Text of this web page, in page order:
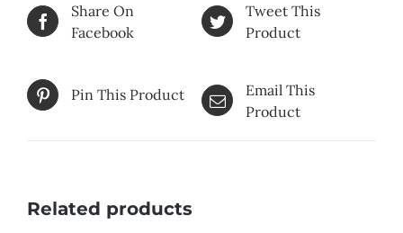
Share On
Facebook
Tweet This
Product
Pin This Product
Email This
Product
Related products